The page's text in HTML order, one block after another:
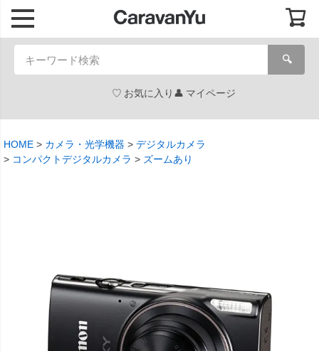
🔍
お気に入り マイページ
HOME カメラ・光学機器
デジタルカメラ
コンパクトデジタルカメラ
ズームあり